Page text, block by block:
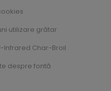
utilizare grătar
Infrared Char-Broil
despre fontă